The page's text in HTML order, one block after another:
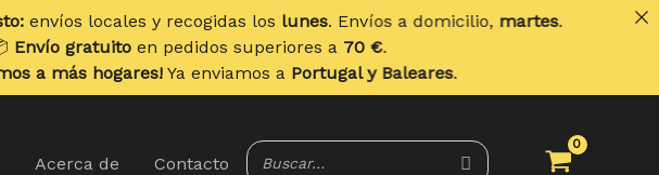
Acerca de Contacto
y recogidas loslunes. Envíos a domicilio,martes.
en pedidos superiores a70 €.
Ya enviamos aPortugal y Baleares.